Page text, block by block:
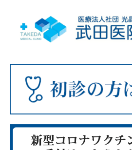
ホーム
当院の特徴
診療のご案内
内科
外科